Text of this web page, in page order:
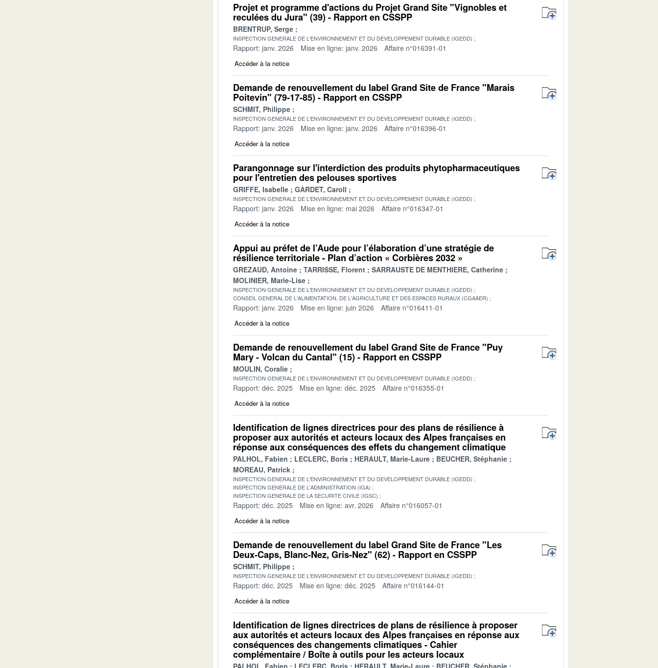
Projet et programme d'actions du Projet Grand Site "Vignobles et
reculées du Jura" (39) - Rapport en CSSPP
BRENTRUP, Serge
INSPECTION GENERALE DE L'ENVIRONNEMENT ET DU DEVELOPPEMENT DURABLE (IGEDD)
Rapport: janv. 2026 Mise en ligne: janv. 2026 Affaire n°016391-01
Accéder à la notice
Demande de renouvellement du label Grand Site de France "Marais
Poitevin" (79-17-85) - Rapport en CSSPP
SCHMIT, Philippe
INSPECTION GENERALE DE L'ENVIRONNEMENT ET DU DEVELOPPEMENT DURABLE (IGEDD)
Rapport: janv. 2026 Mise en ligne: janv. 2026 Affaire n°016396-01
Accéder à la notice
Parangonnage sur l'interdiction des produits phytopharmaceutiques
pour l'entretien des pelouses sportives
GRIFFE, Isabelle GARDET, Caroll
INSPECTION GENERALE DE L'ENVIRONNEMENT ET DU DEVELOPPEMENT DURABLE (IGEDD)
Rapport: janv. 2026 Mise en ligne: mai 2026 Affaire n°016347-01
Accéder à la notice
Appui au préfet de l’Aude pour l’élaboration d’une stratégie de
résilience territoriale - Plan d’action « Corbières 2032 »
GREZAUD, Antoine TARRISSE, Florent
SARRAUSTE DE MENTHIERE, Catherine
MOLINIER, Marie-Lise
INSPECTION GENERALE DE L'ENVIRONNEMENT ET DU DEVELOPPEMENT DURABLE (IGEDD)
CONSEIL GENERAL DE L'ALIMENTATION, DE L'AGRICULTURE ET DES ESPACES RURAUX (CGAAER)
Rapport: janv. 2026 Mise en ligne: juin 2026 Affaire n°016411-01
Accéder à la notice
Demande de renouvellement du label Grand Site de France "Puy
Mary - Volcan du Cantal" (15) - Rapport en CSSPP
MOULIN, Coralie
INSPECTION GENERALE DE L'ENVIRONNEMENT ET DU DEVELOPPEMENT DURABLE (IGEDD)
Rapport: déc. 2025 Mise en ligne: déc. 2025 Affaire n°016355-01
Accéder à la notice
Identification de lignes directrices pour des plans de résilience à
proposer aux autorités et acteurs locaux des Alpes françaises en
réponse aux conséquences des effets du changement climatique
PALHOL, Fabien LECLERC, Boris HERAULT, Marie-Laure
BEUCHER, Stéphanie
MOREAU, Patrick
INSPECTION GENERALE DE L'ENVIRONNEMENT ET DU DEVELOPPEMENT DURABLE (IGEDD)
INSPECTION GENERALE DE L'ADMINISTRATION (IGA)
INSPECTION GENERALE DE LA SECURITE CIVILE (IGSC)
Rapport: déc. 2025 Mise en ligne: avr. 2026 Affaire n°016057-01
Accéder à la notice
Demande de renouvellement du label Grand Site de France "Les
Deux-Caps, Blanc-Nez, Gris-Nez" (62) - Rapport en CSSPP
SCHMIT, Philippe
INSPECTION GENERALE DE L'ENVIRONNEMENT ET DU DEVELOPPEMENT DURABLE (IGEDD)
Rapport: déc. 2025 Mise en ligne: déc. 2025 Affaire n°016144-01
Accéder à la notice
Identification de lignes directrices de plans de résilience à proposer
aux autorités et acteurs locaux des Alpes françaises en réponse aux
conséquences des changements climatiques - Cahier
complémentaire / Boîte à outils pour les acteurs locaux
PALHOL, Fabien LECLERC, Boris HERAULT, Marie-Laure BEUCHER, Stéphanie